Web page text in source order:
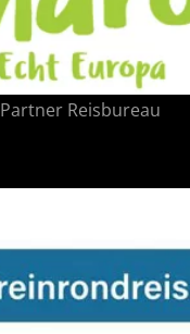
Partner Reisbureau